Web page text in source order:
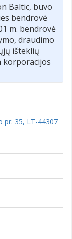
Baltic, buvo
bendrovė
m. bendrovė
draudimo
išteklių
korporacijos
pr. 35, LT-44307